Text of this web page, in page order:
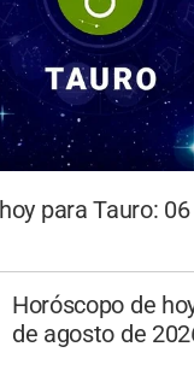
para Tauro:
Horóscopo de
de agosto de